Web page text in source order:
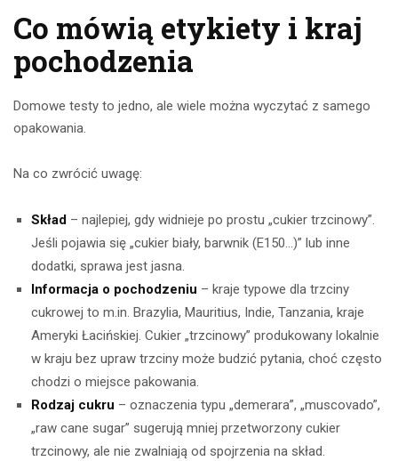
Co mówią etykiety i kraj
pochodzenia
Domowe testy to jedno, ale wiele można wyczytać z samego
opakowania.
Na co zwrócić uwagę:
Skład – najlepiej, gdy widnieje po prostu „cukier trzcinowy”.
Jeśli pojawia się „cukier biały, barwnik (E150…)” lub inne
dodatki, sprawa jest jasna.
Informacja o pochodzeniu – kraje typowe dla trzciny
cukrowej to m.in. Brazylia, Mauritius, Indie, Tanzania, kraje
Ameryki Łacińskiej. Cukier „trzcinowy” produkowany lokalnie
w kraju bez upraw trzciny może budzić pytania, choć często
chodzi o miejsce pakowania.
Rodzaj cukru – oznaczenia typu „demerara”, „muscovado”,
„raw cane sugar” sugerują mniej przetworzony cukier
trzcinowy, ale nie zwalniają od spojrzenia na skład.